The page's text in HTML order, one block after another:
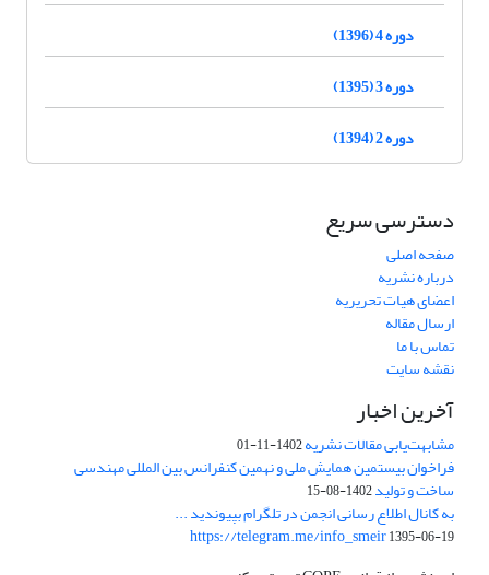
دوره 4 (1396)
دوره 3 (1395)
دوره 2 (1394)
دسترسی سریع
صفحه اصلی
درباره نشریه
اعضای هیات تحریریه
ارسال مقاله
تماس با ما
نقشه سایت
آخرین اخبار
مشابهت‌یابی مقالات نشریه1402-11-01
فراخوان بیستمین همایش ملی و نهمین کنفرانس بین المللی مهندسی
ساخت و تولید1402-08-15
به کانال اطلاع رسانی انجمن در تلگرام بپیوندید ...
https://telegram.me/info_smeir1395-06-19